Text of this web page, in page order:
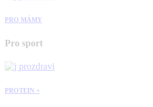
PRO MÁMY
Pro sport
PROTEIN +